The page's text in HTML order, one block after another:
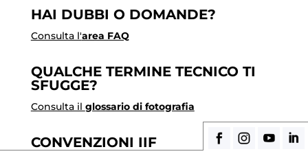
HAI DUBBI O DOMANDE?
Consulta l'area FAQ
QUALCHE TERMINE TECNICO TI
SFUGGE?
Consulta il glossario di fotografia
CONVENZIONI IIF